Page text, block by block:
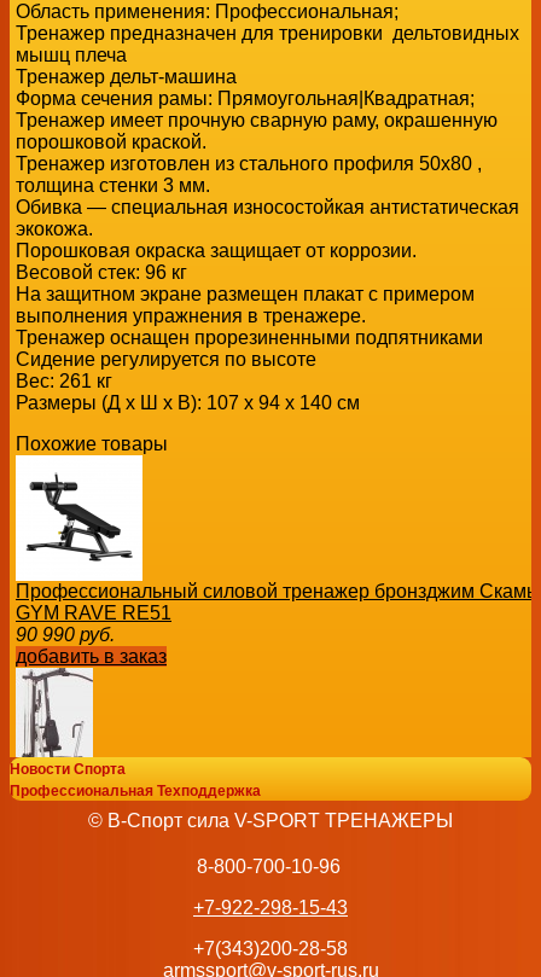
Область применения: Профессиональная;
Тренажер предназначен для тренировки дельтовидных
мышц плеча
Тренажер дельт-машина
Форма сечения рамы: Прямоугольная|Квадратная;
Тренажер имеет прочную сварную раму, окрашенную
порошковой краской.
Тренажер изготовлен из стального профиля 50х80 ,
толщина стенки 3 мм.
Обивка — специальная износостойкая антистатическая
экокожа.
Порошковая окраска защищает от коррозии.
Весовой стек: 96 кг
На защитном экране размещен плакат с примером
выполнения упражнения в тренажере.
Тренажер оснащен прорезиненными подпятниками
Сидение регулируется по высоте
Вес: 261 кг
Размеры (Д x Ш x В): 107 х 94 х 140 см
Похожие товары
Профессиональный силовой тренажер бронзджим
GYM RAVE RE51
90 990 руб.
добавить в заказ
Силовой комплекс Body Solid G1S
руб.
Новости Спорта
Профессиональная Техподдержка
© В-Спорт сила V-SPORT ТРЕНАЖЕРЫ
8-800-700-10-96
+7-922-298-15-43
+7(343)200-28-58
armssport@v-sport-rus.ru